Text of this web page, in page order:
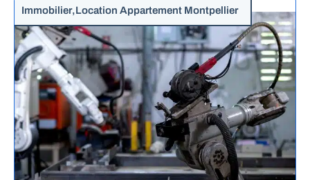
Immobilier,Location Appartement Montpellier